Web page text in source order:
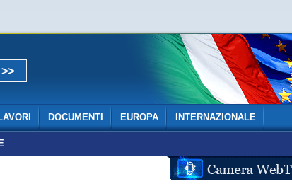
DOCUMENTI EUROPA INTERNAZIONALE